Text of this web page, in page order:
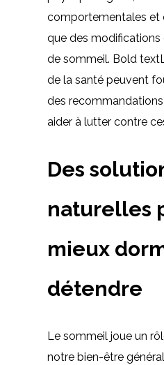
comportementales et
que des modifications
de sommeil. Bold
de la santé peuvent
des
aider à lutter contre
Des
naturelles
mieux
détendre
Le sommeil joue un
notre bien-être